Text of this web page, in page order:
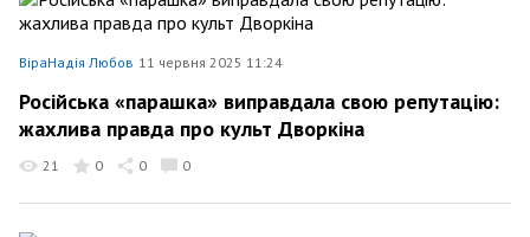
ВіраНадія Любов 11 червня 2025 11:24
Російська «парашка» виправдала свою репутацію:
жахлива правда про культ Дворкіна
21 0 0 0